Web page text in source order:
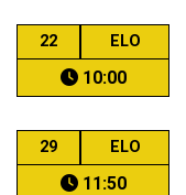
22 ELO
10:00
29 ELO
11:50